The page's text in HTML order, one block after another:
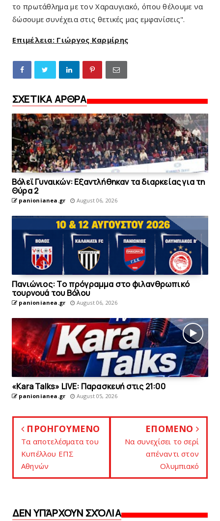
το πρωτάθλημα με τον Χαραυγιακό, όπου θέλουμε να
δώσουμε συνέχεια στις θετικές μας εμφανίσεις".
Επιμέλεια: Γιώργος Καρμίρης
ΣΧΕΤΙΚΑ ΑΡΘΡΑ
Bόλεϊ Γυναικών: Εξαντλήθηκαν τα διαρκείας για τη
Θύρα 2
panionianea.gr August 06, 2026
Πανιώνιoς: Tο πρόγραμμα στο φιλανθρωπικό
τουρνουά του Bόλου
panionianea.gr August 06, 2026
«Kara Talks» LIVE: Παρασκευή στις 21:00
panionianea.gr August 05, 2026
ΠΡΟΗΓΟΥΜΕΝΟ
Τα αποτελέσματα του
Κυπέλλου ΕΠΣ
Αθηνών
ΕΠΟΜΕΝΟ
Να συνεχίσει το σερί
απέναντι στον
Ολυμπιακό
ΔΕΝ ΥΠΆΡΧΟΥΝ ΣΧΌΛΙΑ